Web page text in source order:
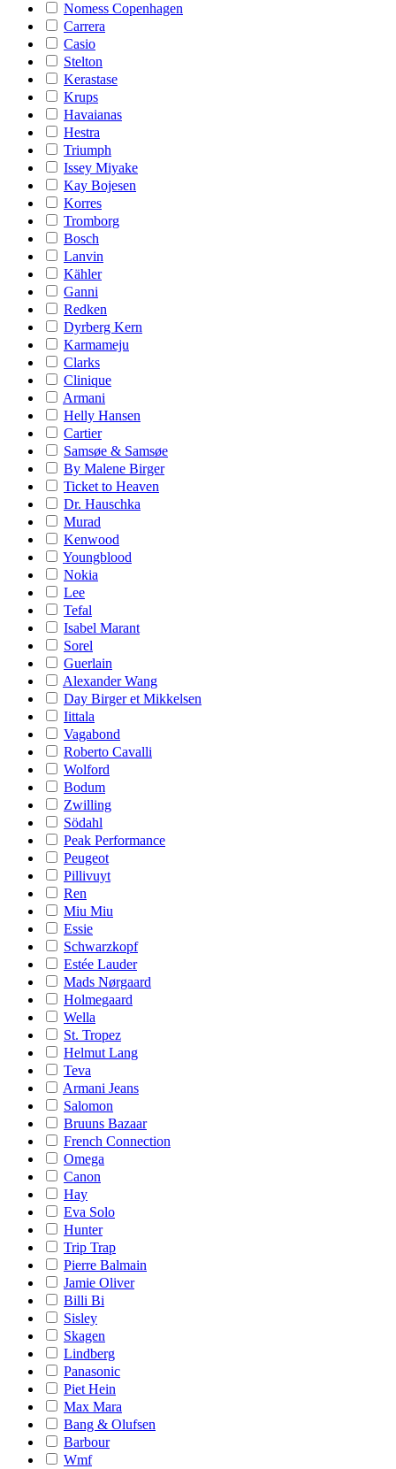
Nomess Copenhagen
Carrera
Casio
Stelton
Kerastase
Krups
Havaianas
Hestra
Triumph
Issey Miyake
Kay Bojesen
Korres
Tromborg
Bosch
Lanvin
Kähler
Ganni
Redken
Dyrberg Kern
Karmameju
Clarks
Clinique
Armani
Helly Hansen
Cartier
Samsøe & Samsøe
By Malene Birger
Ticket to Heaven
Dr. Hauschka
Murad
Kenwood
Youngblood
Nokia
Lee
Tefal
Isabel Marant
Sorel
Guerlain
Alexander Wang
Day Birger et Mikkelsen
Iittala
Vagabond
Roberto Cavalli
Wolford
Bodum
Zwilling
Södahl
Peak Performance
Peugeot
Pillivuyt
Ren
Miu Miu
Essie
Schwarzkopf
Estée Lauder
Mads Nørgaard
Holmegaard
Wella
St. Tropez
Helmut Lang
Teva
Armani Jeans
Salomon
Bruuns Bazaar
French Connection
Omega
Canon
Hay
Eva Solo
Hunter
Trip Trap
Pierre Balmain
Jamie Oliver
Billi Bi
Sisley
Skagen
Lindberg
Panasonic
Piet Hein
Max Mara
Bang & Olufsen
Barbour
Wmf